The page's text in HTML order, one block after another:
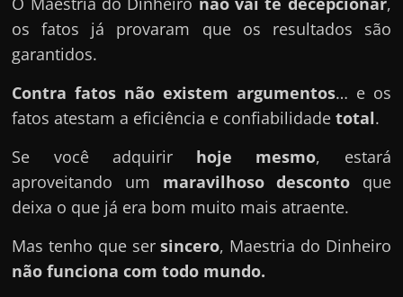
os fatos já provaram que os resultados são
garantidos.
Contra fatos não existem argumentos… e os
fatos atestam a eficiência e confiabilidadetotal.
Se você adquirir hoje mesmo, estará
aproveitando um maravilhoso desconto que
deixa o que já era bom muito mais atraente.
Mas tenho que sersincero, Maestria do Dinheiro
não funciona com todo mundo.